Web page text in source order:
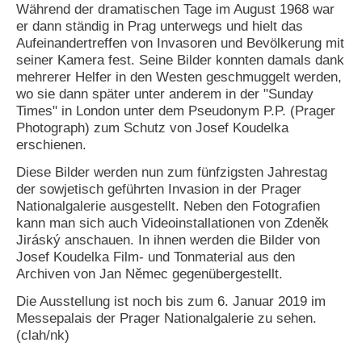
Während der dramatischen Tage im August 1968 war
er dann ständig in Prag unterwegs und hielt das
Aufeinandertreffen von Invasoren und Bevölkerung mit
seiner Kamera fest. Seine Bilder konnten damals dank
mehrerer Helfer in den Westen geschmuggelt werden,
wo sie dann später unter anderem in der "Sunday
Times" in London unter dem Pseudonym P.P. (Prager
Photograph) zum Schutz von Josef Koudelka
erschienen.
Diese Bilder werden nun zum fünfzigsten Jahrestag
der sowjetisch geführten Invasion in der Prager
Nationalgalerie ausgestellt. Neben den Fotografien
kann man sich auch Videoinstallationen von Zdeněk
Jiráský anschauen. In ihnen werden die Bilder von
Josef Koudelka Film- und Tonmaterial aus den
Archiven von Jan Němec gegenübergestellt.
Die Ausstellung ist noch bis zum 6. Januar 2019 im
Messepalais der Prager Nationalgalerie zu sehen.
(clah/nk)